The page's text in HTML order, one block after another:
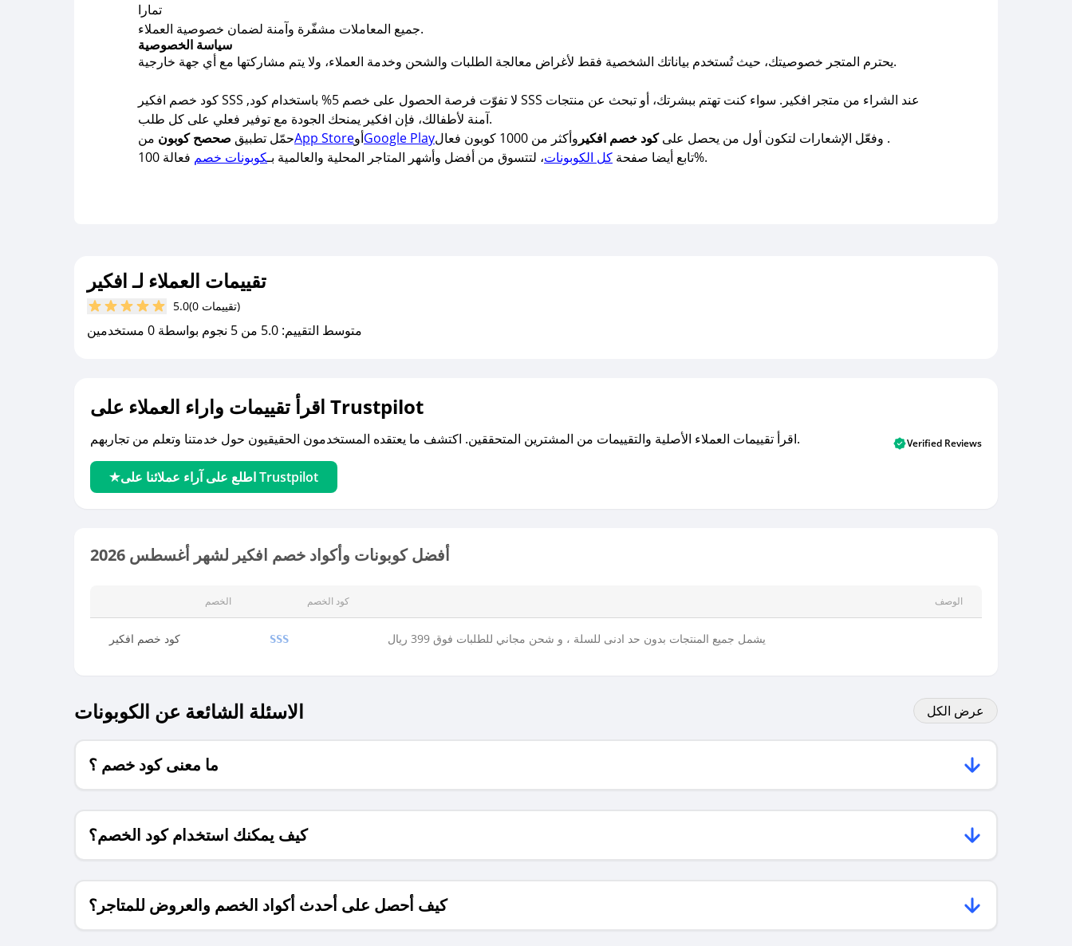
جميع المعاملات مشفّرة وآمنة لضمان خصوصية العملاء.
يحترم المتجر خصوصيتك، حيث تُستخدم بياناتك الشخصية فقط لأغراض معالجة الطلبات والشحن وخدمة العملاء، ولا يتم مشاركتها مع أي جهة خارجية.
كود خصم افكير SSS ,لا تفوّت فرصة الحصول على خصم 5% باستخدام كود SSS عند الشراء من متجر افكير. سواء كنت تهتم ببشرتك، أو تبحث عن منتجات
آمنة لأطفالك، فإن افكير يمنحك الجودة مع توفير فعلي على كل طلب.
حمّل تطبيق صحصح كوبون من App StoreأوGoogle Play وفعّل الإشعارات لتكون أول من يحصل علىكود خصم افكير
وأكثر من 1000 كوبون فعال .
تابع أيضا صفحة كل الكوبونات، لتتسوق من أفضل وأشهر المتاجر المحلية والعالمية بـكوبونات خصم فعالة 100%.
تقييمات العملاء لـ افكير
5.0 (0 تقييمات)
متوسط التقييم: 5.0 من 5 نجوم بواسطة 0 مستخدمين
اقرأ تقييمات واراء العملاء على Trustpilot
اقرأ تقييمات العملاء الأصلية والتقييمات من المشترين المتحققين. اكتشف ما يعتقده المستخدمون الحقيقيون حول خدمتنا وتعلم من تجاربهم.
اطلع على آراء عملائنا على Trustpilot
Verified Reviews
أفضل كوبونات وأكواد خصم افكير لشهر أغسطس 2026
الخصم كود الخصم الوصف
كود خصم افكير SSS يشمل جميع المنتجات بدون حد ادنى للسلة ، و شحن مجاني للطلبات فوق 399 ريال
الاسئلة الشائعة عن الكوبونات عرض الكل
ما معنى كود خصم ؟
كيف يمكنك استخدام كود الخصم؟
كيف أحصل على أحدث أكواد الخصم والعروض للمتاجر؟